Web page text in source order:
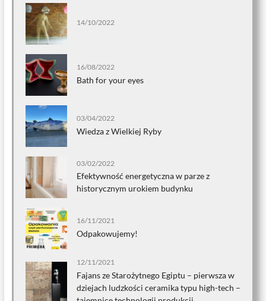
14/10/2022
16/08/2022
Bath for your eyes
03/04/2022
Wiedza z Wielkiej Ryby
03/02/2022
Efektywność energetyczna w parze z
historycznym urokiem budynku
16/11/2021
Odpakowujemy!
12/11/2021
Fajans ze Starożytnego Egiptu – pierwsza w
dziejach ludzkości ceramika typu high-tech –